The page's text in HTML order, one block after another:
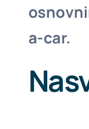
a-car.